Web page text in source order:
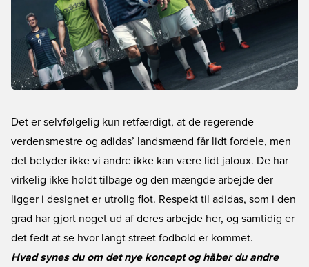
Det er selvfølgelig kun retfærdigt, at de regerende
verdensmestre og adidas’ landsmænd får lidt fordele, men
det betyder ikke vi andre ikke kan være lidt jaloux. De har
virkelig ikke holdt tilbage og den mængde arbejde der
ligger i designet er utrolig flot. Respekt til adidas, som i den
grad har gjort noget ud af deres arbejde her, og samtidig er
det fedt at se hvor langt street fodbold er kommet.
Hvad synes du om det nye koncept og håber du andre